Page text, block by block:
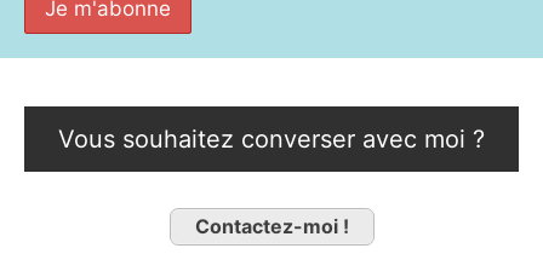
Vous souhaitez converser avec moi ?
Contactez-moi !